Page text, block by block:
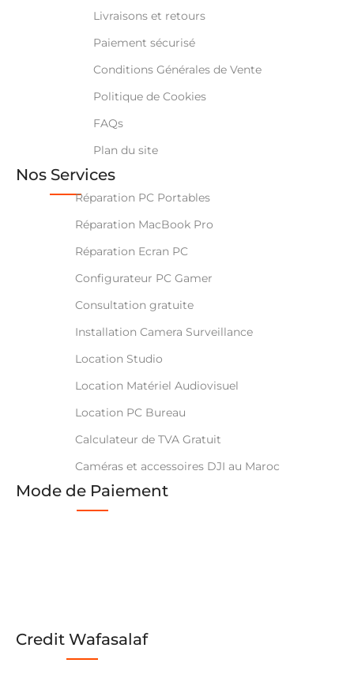
Livraisons et retours
Paiement sécurisé
Conditions Générales de Vente
Politique de Cookies
FAQs
Plan du site
Nos Services
Réparation PC Portables
Réparation MacBook Pro
Réparation Ecran PC
Configurateur PC Gamer
Consultation gratuite
Installation Camera Surveillance
Location Studio
Location Matériel Audiovisuel
Location PC Bureau
Calculateur de TVA Gratuit
Caméras et accessoires DJI au Maroc
Mode de Paiement
Credit Wafasalaf